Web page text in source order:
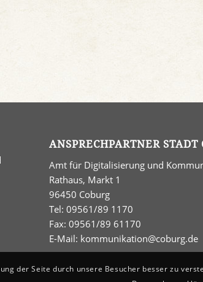
ANSPRECHPARTNER STADT
Amt für Digitalisierung und
Rathaus, Markt 1
96450 Coburg
Tel: 09561/89 1170
Fax: 09561/89 61170
E-Mail: kommunikation@coburg.de
der Seite durch unsere Besucher besser zu